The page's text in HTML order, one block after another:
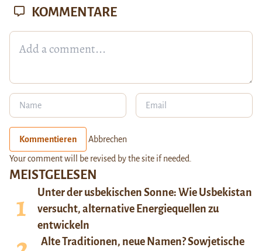
MEISTGELESEN
Unter der usbekischen Sonne: Wie Usbekistan
versucht, alternative Energiequellen zu
entwickeln
Alte Traditionen, neue Namen? Sowjetische
KOMMENTARE
Kommentieren Abbrechen
Your comment will be revised by the site if needed.